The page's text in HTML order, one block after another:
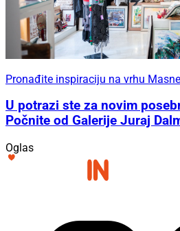
Pronađite inspiraciju na vrhu
U potrazi ste za novim
Počnite od Galerije Juraj
Oglas